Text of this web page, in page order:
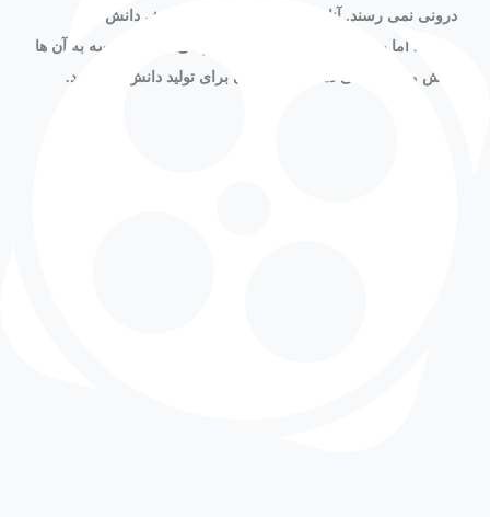
درونی نمی رسند. آنان همواره به اجبار به اندوزش دانش می
پردازند اما به کرات از پردازش دانش باز می مانند. مدرسه به آن ها
دانش مصرفی می دهد اما زمینه ای برای تولید دانش نمی دهد.